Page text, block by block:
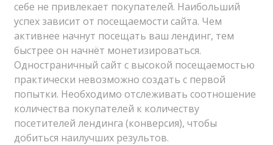
себе не привлекает покупателей. Наибольший
успех зависит от посещаемости сайта. Чем
активнее начнут посещать ваш лендинг, тем
быстрее он начнёт монетизироваться.
Одностраничный сайт с высокой посещаемостью
практически невозможно создать с первой
попытки. Необходимо отслеживать соотношение
количества покупателей к количеству
посетителей лендинга (конверсия), чтобы
добиться наилучших результов.